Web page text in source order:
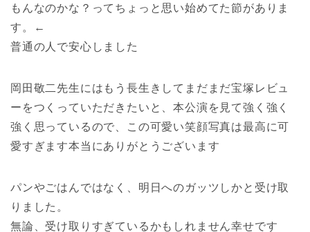
もんなのかな？ってちょっと思い始めてた節がありま
す。←
普通の人で安心しました
岡田敬二先生にはもう長生きしてまだまだ宝塚レビュ
ーをつくっていただきたいと、本公演を見て強く強く
強く思っているので、この可愛い笑顔写真は最高に可
愛すぎます本当にありがとうございます
パンやごはんではなく、明日へのガッツしかと受け取
りました。
無論、受け取りすぎているかもしれません幸せです